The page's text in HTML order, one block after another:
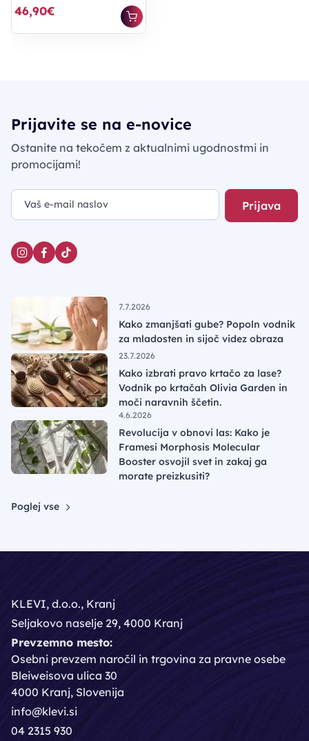
46,90€
Prijavite se na e-novice
Ostanite na tekočem z aktualnimi ugodnostmi in
promocijami!
Prijava
7.7.2026
Kako zmanjšati gube? Popoln vodnik
za mladosten in sijoč videz obraza
23.7.2026
Kako izbrati pravo krtačo za lase?
Vodnik po krtačah Olivia Garden in
moči naravnih ščetin.
4.6.2026
Revolucija v obnovi las: Kako je
Framesi Morphosis Molecular
Booster osvojil svet in zakaj ga
morate preizkusiti?
Poglej vse
KLEVI, d.o.o., Kranj
Seljakovo naselje 29, 4000 Kranj
Prevzemno mesto:
Osebni prevzem naročil in trgovina za pravne osebe
Bleiweisova ulica 30
4000 Kranj, Slovenija
info@klevi.si
04 2315 930